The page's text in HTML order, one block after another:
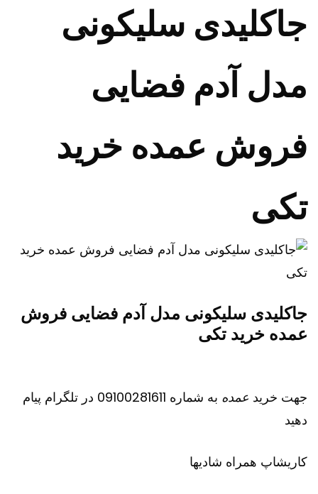
جاکلیدی سلیکونی
مدل آدم فضایی
فروش عمده خرید
تکی
جاکلیدی سلیکونی مدل آدم فضایی فروش
عمده خرید تکی
جهت خرید عمده
به شماره 09100281611 در تلگرام پیام
دهید
کاریشاپ همراه شادیها